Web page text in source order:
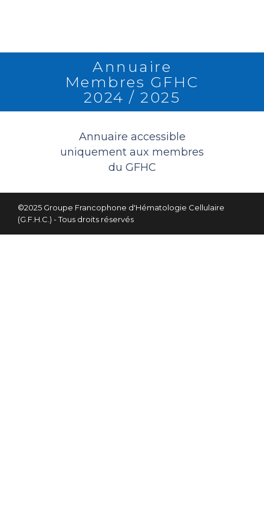
Annuaire
Membres GFHC
2024 / 2025
Annuaire accessible
uniquement aux membres
du GFHC
©2025 Groupe Francophone d'Hématologie Cellulaire
(G.F.H.C.) - Tous droits réservés